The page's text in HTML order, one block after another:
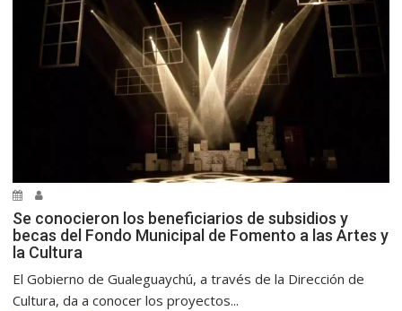
Se conocieron los beneficiarios de subsidios y
becas del Fondo Municipal de Fomento a las Artes y
la Cultura
El Gobierno de Gualeguaychú, a través de la Dirección de
Cultura, da a conocer los proyectos...